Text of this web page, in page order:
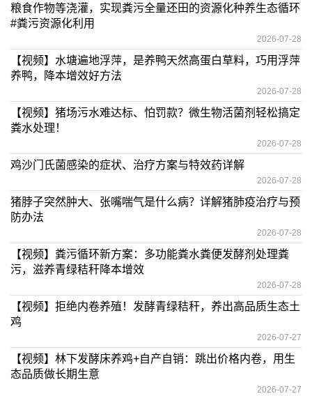
粮食作物等浇灌，实现粪污全量还田的资源化种养生态循环
#粪污资源化利用
2026-07-28
【视频】水塘遍地浮萍，是养鸭天然高蛋白草料，巧用浮萍
养鸭，降本增效好方法
2026-07-28
【视频】猪场污水难达标、怕罚款？微生物活菌剂轻松搞定
粪水处理！
2026-07-28
鸡沙门氏菌感染的症状、治疗方案与特效药详解
2026-07-28
猪脖子突然肿大、张嘴喘气是什么病？详解猪肺疫治疗与预
防办法
2026-07-28
【视频】粪污循环新方案：多功能粪水粪便发酵剂处理粪
污，滋养青绿秸秆降本增效
2026-07-28
【视频】拒绝内卷养殖！发酵青绿秸秆，养出高品质生态土
鸡
2026-07-27
【视频】林下发酵床养鸡+自产自销：跳出价格内卷，用生
态品质做长期生意
2026-07-27